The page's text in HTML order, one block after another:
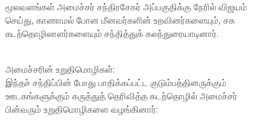
மூலவளங்கள் அமைச்சர் சந்திரசேகர் அப்பகுதிக்கு நேரில் விஜயம்
செய்து, காணாமல் போன மீனவர்களின் உறவினர்களையும், சக
கடற்தொழிலாளர்களையும் சந்தித்துக் கலந்துரையாடினார்.
அமைச்சரின் உறுதிமொழிகள்:
இந்தச் சந்திப்பின் போது பாதிக்கப்பட்ட குடும்பத்தினருக்கும்
ஊடகங்களுக்கும் கருத்துத் தெரிவித்த கடற்தொழில் அமைச்சர்
பின்வரும் உறுதிமொழிகளை வழங்கினார்: